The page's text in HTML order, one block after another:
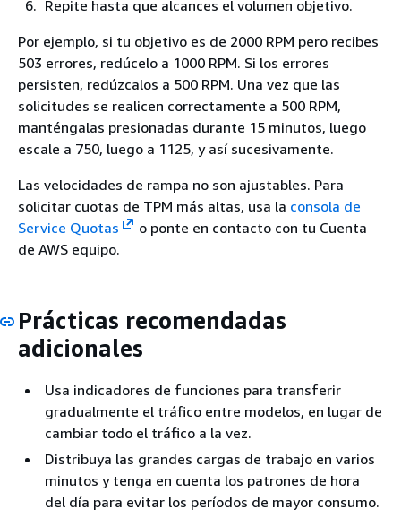
Repite hasta que alcances el volumen objetivo.
Por ejemplo, si tu objetivo es de 2000 RPM pero recibes
503 errores, redúcelo a 1000 RPM. Si los errores
persisten, redúzcalos a 500 RPM. Una vez que las
solicitudes se realicen correctamente a 500 RPM,
manténgalas presionadas durante 15 minutos, luego
escale a 750, luego a 1125, y así sucesivamente.
Las velocidades de rampa no son ajustables. Para
solicitar cuotas de TPM más altas, usa la consola de
Service Quotas
o ponte en contacto con tu Cuenta
de AWS equipo.
Prácticas recomendadas
adicionales
Usa indicadores de funciones para transferir
gradualmente el tráfico entre modelos, en lugar de
cambiar todo el tráfico a la vez.
Distribuya las grandes cargas de trabajo en varios
minutos y tenga en cuenta los patrones de hora
del día para evitar los períodos de mayor consumo.